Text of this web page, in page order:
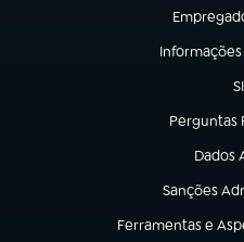
(abre em
Informações
(abre em
Perguntas
(abre em
Dados
(abre
Sanções
(abre em
Ferramentas e
(abre em nova aba)